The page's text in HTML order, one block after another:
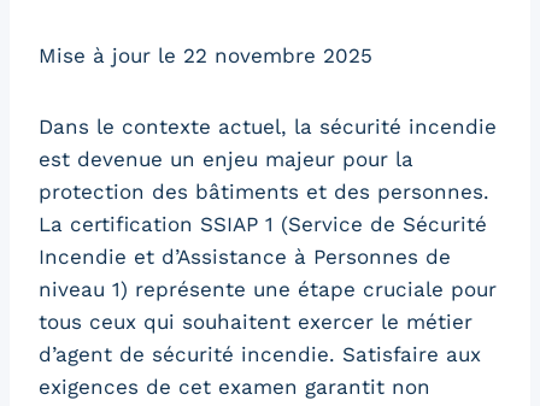
Mise à jour le 22 novembre 2025
Dans le contexte actuel, la sécurité incendie
est devenue un enjeu majeur pour la
protection des bâtiments et des personnes.
La certification SSIAP 1 (Service de Sécurité
Incendie et d’Assistance à Personnes de
niveau 1) représente une étape cruciale pour
tous ceux qui souhaitent exercer le métier
d’agent de sécurité incendie. Satisfaire aux
exigences de cet examen garantit non